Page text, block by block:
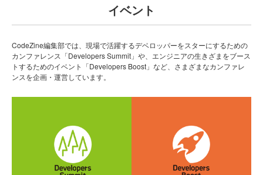
イベント
CodeZine編集部では、現場で活躍するデベロッパーをスターにするための
カンファレンス「Developers Summit」や、エンジニアの生きざまをブース
トするためのイベント「Developers Boost」など、さまざまなカンファレ
ンスを企画・運営しています。